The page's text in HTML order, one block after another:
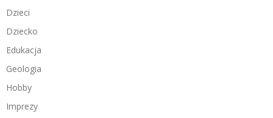
Dzieci
Dziecko
Edukacja
Geologia
Hobby
Imprezy